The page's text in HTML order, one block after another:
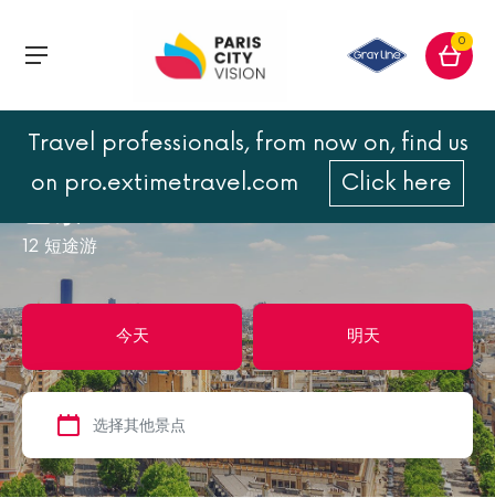
0
Travel professionals, from now on, find us
on pro.extimetravel.com
Click here
巴黎
12 短途游
今天 明天